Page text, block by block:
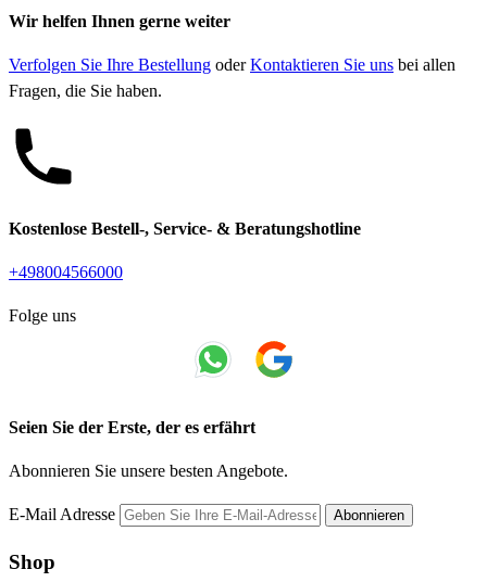
Wir helfen Ihnen gerne weiter
Verfolgen Sie Ihre Bestellung oderKontaktieren Sie uns bei allen
Fragen, die Sie haben.
Kostenlose Bestell-, Service- & Beratungshotline
+498004566000
Folge uns
Seien Sie der Erste, der es erfährt
Abonnieren Sie unsere besten Angebote.
E-Mail Adresse Abonnieren
Shop